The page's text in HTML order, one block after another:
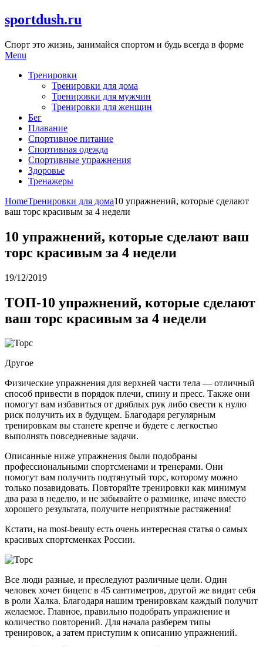
Skip
to
sportdush.ru
Спорт это жизнь, занимайся спортом и будь всегда в форме
Menu
Тренировки
Тренировки для дома
Тренировки для мужчин
Тренировки для женщин
Бег
Плавание
Спортивное питание
Спортивная одежда
Спортивные упражнения
Здоровье
Тренажеры
HomeТренировки для дома10 упражнений, которые сделают
ваш торс красивым за 4 недели
10 упражнений, которые сделают ваш
торс красивым за 4 недели
19/12/2019
ТОП-10 упражнений, которые сделают
ваш торс красивым за 4 недели
Другое
Физические упражнения для верхней части тела — отличный
способ привести в порядок плечи, спину и пресс. Также они
помогут вам избавиться от дряблых рук либо свести к нулю
риск получить их в будущем. Благодаря регулярным
тренировкам вы станете крепче и будете с легкостью
выполнять повседневные задачи.
Описанные ниже упражнения были подобраны
профессиональными спортсменами и тренерами. Они
помогут вам получить подтянутый торс, которому можно
только позавидовать. Повторяйте тренировки как минимум
два раза в неделю, и не забывайте о разминке, иначе вместо
хорошего результата, получите неприятные растяжения!
Кстати, на most-beauty есть очень интересная статья о самых
красивых спортсменках России.
Все люди разные, и преследуют различные цели. Один
человек хочет бицепс в 45 сантиметров, другой же видит себя
в роли Халка. Благодаря нашим тренировкам каждый получит
желаемое. Главное, правильно подобрать упражнение и
количество повторений. Для начала разберем типы
тренировок, а затем приступим к описанию упражнений.